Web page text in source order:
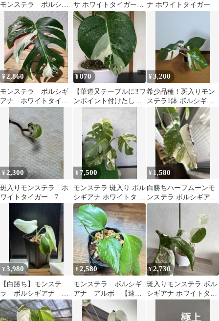
モンステラ ボルシギ
アナ ホワイトタイガ
ー 根上がり 5号鉢
サ ホワイトタイガー
抜き苗 斑入り メル
カリ便 発根済み
ナ ホワイトタイガー
¥2,860
モンステラ ボルシギ
アナ ホワイトタイガ
ー 斑入り
¥870
【華道又テーブルに‼️ワ
ンポイント付けたし
に‼️】 斑入り ホワイト
タイガー
¥3,200
希少品種！斑入りモン
ステラ1鉢 ボルシギア
ナホワイトタイガー
¥ 2,300
斑入りモンステラ ホ
ワイトタイガー 7
¥ 7,500
モンステラ 斑入り ボル
シギアナ ホワイトタイ
ガー5号鉢 ねこチップ
観葉植物
¥ 1,580
白勝ちハーフムーンモ
ンステラ ボルシギアナ
ホワイトタイガー 斑入
¥3,980
【白勝ち】モンステ
ラ ボルシギアナ ホ
ワイトタイガー②アル
ボ【美株】
¥2,580
モンステラ ボルシギ
アナ アルボ 【速
達・鉢ごと発送】
¥2,730
斑入りモンステラ ボル
シギアナ ホワイトタイ